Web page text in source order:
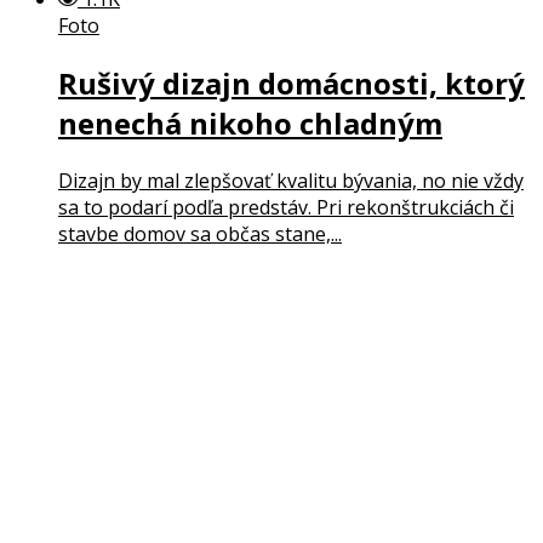
Foto
Rušivý dizajn domácnosti, ktorý
nenechá nikoho chladným
Dizajn by mal zlepšovať kvalitu bývania, no nie vždy
sa to podarí podľa predstáv. Pri rekonštrukciách či
stavbe domov sa občas stane,...